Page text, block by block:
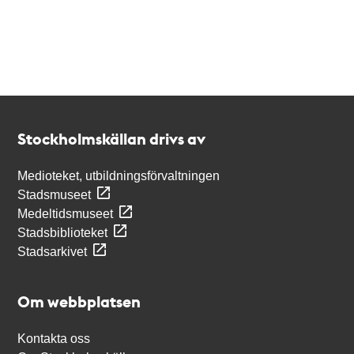
Stockholmskällan drivs av
Medioteket, utbildningsförvaltningen
Stadsmuseet
Medeltidsmuseet
Stadsbiblioteket
Stadsarkivet
Om webbplatsen
Kontakta oss